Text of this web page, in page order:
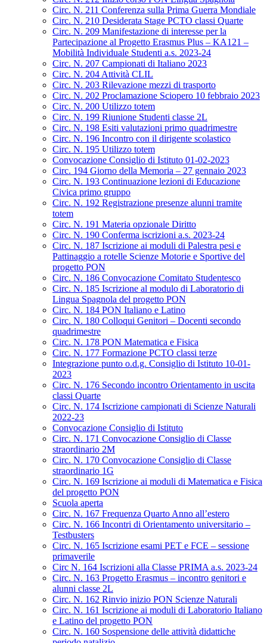
Circ. N. 211 Conferenza sulla Prima Guerra Mondiale
Circ. N. 210 Desiderata Stage PCTO classi Quarte
Circ. N. 209 Manifestazione di interesse per la
Partecipazione al Progetto Erasmus Plus – KA121 –
Mobilità Individuale Studenti a.s. 2023-24
Circ. N. 207 Campionati di Italiano 2023
Circ. N. 204 Attività CLIL
Circ. N. 203 Rilevazione mezzi di trasporto
Circ. N. 202 Proclamazione Sciopero 10 febbraio 2023
Circ. N. 200 Utilizzo totem
Circ. N. 199 Riunione Studenti classe 2L
Circ. N. 198 Esiti valutazioni primo quadrimestre
Circ. N. 196 Incontro con il dirigente scolastico
Circ. N. 195 Utilizzo totem
Convocazione Consiglio di Istituto 01-02-2023
Circ. 194 Giorno della Memoria – 27 gennaio 2023
Circ. N. 193 Continuazione lezioni di Educazione
Civica primo gruppo
Circ. N. 192 Registrazione presenze alunni tramite
totem
Circ. N. 191 Materia opzionale Diritto
Circ. N. 190 Conferma iscrizioni a.s. 2023-24
Circ. N. 187 Iscrizione ai moduli di Palestra pesi e
Pattinaggio a rotelle Scienze Motorie e Sportive del
progetto PON
Circ. N. 186 Convocazione Comitato Studentesco
Circ. N. 185 Iscrizione al modulo di Laboratorio di
Lingua Spagnola del progetto PON
Circ. N. 184 PON Italiano e Latino
Circ. N. 180 Colloqui Genitori – Docenti secondo
quadrimestre
Circ. N. 178 PON Matematica e Fisica
Circ. N. 177 Formazione PCTO classi terze
Integrazione punto o.d.g. Consiglio di Istituto 10-01-
2023
Circ. N. 176 Secondo incontro Orientamento in uscita
classi Quarte
Circ. N. 174 Iscrizione campionati di Scienze Naturali
2022-23
Convocazione Consiglio di Istituto
Circ. N. 171 Convocazione Consiglio di Classe
straordinario 2M
Circ. N. 170 Convocazione Consiglio di Classe
straordinario 1G
Circ. N. 169 Iscrizione ai moduli di Matematica e Fisica
del progetto PON
Scuola aperta
Circ. N. 167 Frequenza Quarto Anno all’estero
Circ. N. 166 Incontri di Orientamento universitario –
Testbusters
Circ. N. 165 Iscrizione esami PET e FCE – sessione
primaverile
Circ N. 164 Iscrizioni alla Classe PRIMA a.s. 2023-24
Circ. N. 163 Progetto Erasmus – incontro genitori e
alunni classe 2L
Circ. N. 162 Rinvio inizio PON Scienze Naturali
Circ. N. 161 Iscrizione ai moduli di Laboratorio Italiano
e Latino del progetto PON
Circ. N. 160 Sospensione delle attività didattiche